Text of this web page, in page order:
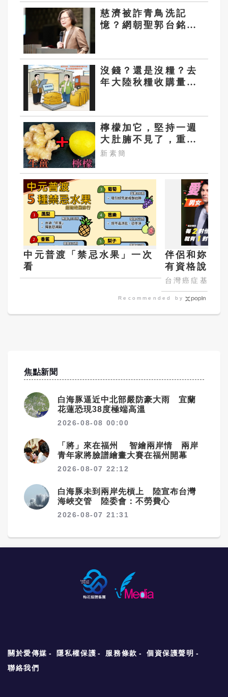
慈濟被詐青鳥洗記
憶？網朝聖郭台銘
沒錢？還是沒糧？去
年大陸秋糧收購量比
檸檬加它，堅持一週
大肚腩不見了，重新
回到45公斤
新素簡
中元普渡「禁忌水果」一次
看
伴侶和妳一
有資格說愛
台灣癌症基金會
Recommended by
焦點新聞
白海豚逼近中北部嚴防豪大雨 宜蘭
花蓮恐現38度極端高溫
2026-08-08 00:00
「將」來在福州 智繪兩岸情 兩岸
青年家將臉譜繪畫大賽在福州開幕
2026-08-07 22:12
白海豚未到兩岸先槓上 陸宣布台灣
海峽交管 陸委會：不勞費心
2026-08-07 21:31
關於愛傳媒 隱私權保護 服務條款
個資保護聲明
聯絡我們